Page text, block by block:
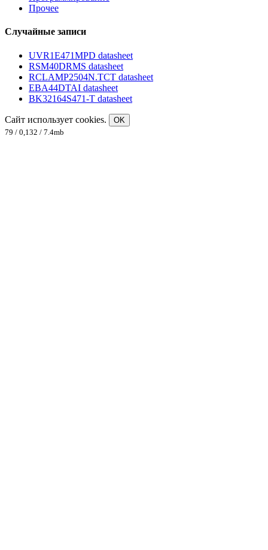
Прочее
Случайные записи
UVR1E471MPD datasheet
RSM40DRMS datasheet
RCLAMP2504N.TCT datasheet
EBA44DTAI datasheet
BK32164S471-T datasheet
Сайт использует cookies.
OK
79 / 0,132 / 7.4mb